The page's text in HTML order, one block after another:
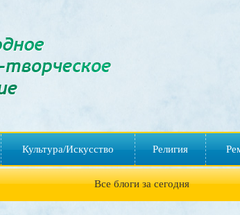
Культура/Искусство Религия
Все блоги за сегодня